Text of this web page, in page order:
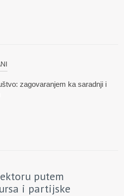
zagovaranjem ka saradnji i
putem
i partijske